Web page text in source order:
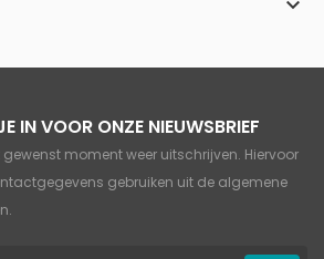
keyboard_arrow_down
IN VOOR ONZE NIEUWSBRIEF
gewenst moment weer uitschrijven. Hiervoor
gebruiken uit de algemene